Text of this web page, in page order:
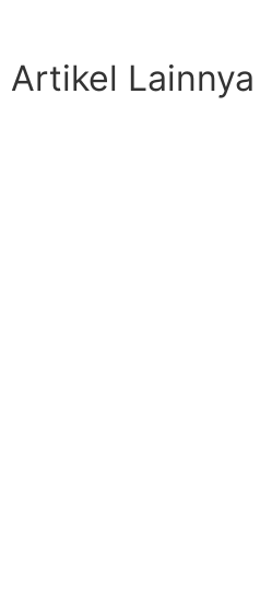
Artikel Lainnya